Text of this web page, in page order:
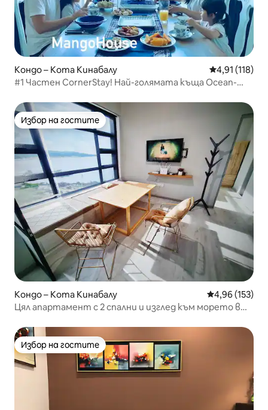
Кондо – Кота Кинабалу Средна
4,91 (118)
#1 Частен CornerStay! Най-голямата къща Ocean-
Избор на гостите
Избор на гостите
Кондо – Кота Кинабалу Средна
4,96 (153)
Цял апартамент с 2 спални и изглед към морето в
Избор на гостите
Избор на гостите